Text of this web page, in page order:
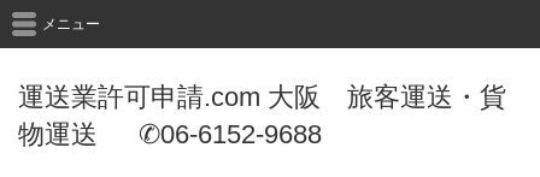
運送業許可申請.com 大阪 旅客運送・貨
物運送 ✆06-6152-9688
メニュー